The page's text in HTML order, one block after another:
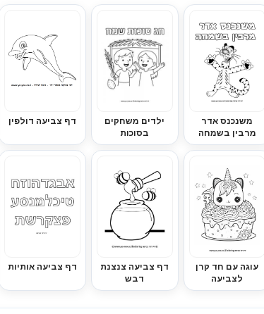
משנכנס אדר
מרבין בשמחה
ילדים משחקים
בסוכות
דף צביעה דולפין
עוגה עם חד קרן
לצביעה
דף צביעה צנצנת
דבש
דף צביעה אותיות